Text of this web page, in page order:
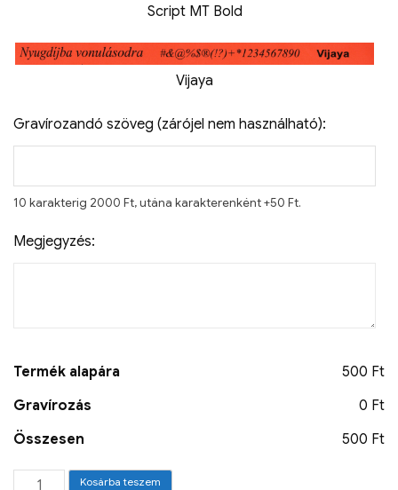
Script MT Bold
Vijaya
Gravírozandó szöveg (zárójel nem használható):
10 karakterig 2000 Ft, utána karakterenként +50 Ft.
Megjegyzés:
Termék alapára
500 Ft
Gravírozás
0 Ft
Összesen
500 Ft
Kosárba teszem